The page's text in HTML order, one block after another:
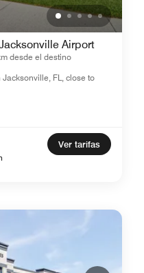
Airport
desde el destino
FL, close to
Ver tarifas